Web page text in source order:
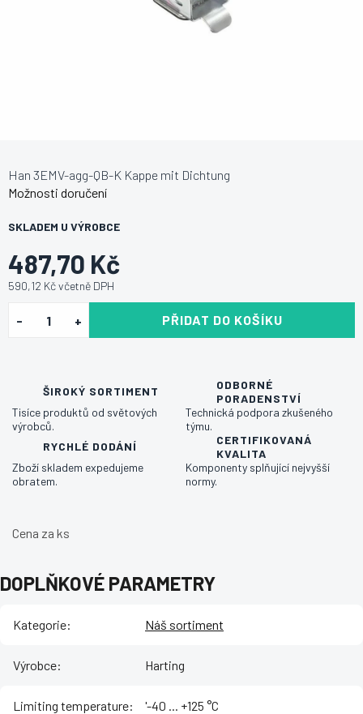
487,70 Kč
590,12 Kč včetně DPH
SKLADEM U VÝROBCE
Možnosti doručení
PŘIDAT DO KOŠÍKU
Han 3EMV-agg-QB-K Kappe mit Dichtung
ŠIROKÝ SORTIMENT
Tisíce produktů od světových
výrobců.
ODBORNÉ
PORADENSTVÍ
Technická podpora zkušeného
týmu.
RYCHLÉ DODÁNÍ
Zboží skladem expedujeme
obratem.
CERTIFIKOVANÁ
KVALITA
Komponenty splňující nejvyšší
normy.
Cena za ks
DOPLŇKOVÉ PARAMETRY
Kategorie: Náš sortiment
Výrobce: Harting
Limiting temperature: '-40 ... +125 °C